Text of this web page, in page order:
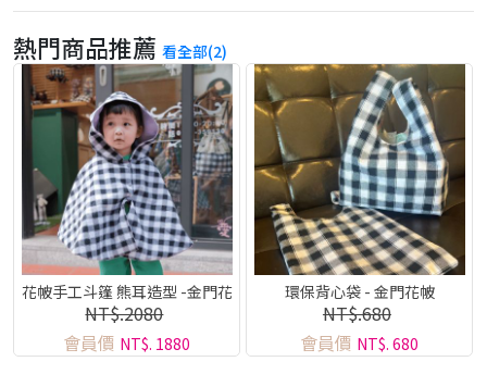
熱門商品推薦看全部(2)
花帔手工斗篷 熊耳造型 -金門花
帔系列
NT$.2080
會員價 NT$. 1880
環保背心袋 - 金門花帔
NT$.680
會員價 NT$. 680